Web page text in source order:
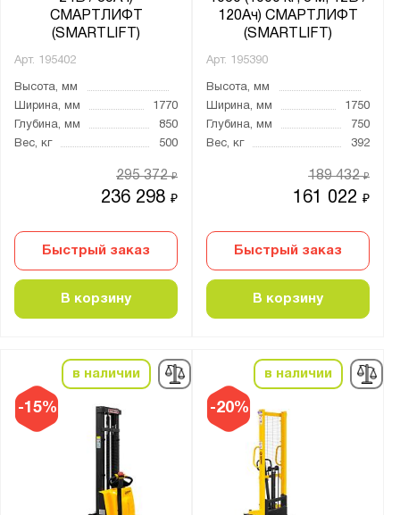
СМАРТЛИФТ
(SMARTLIFT)
Арт. 195402
Высота, мм
Ширина, мм
1770
Глубина, мм
850
Вес, кг
500
236 298₽
295 372₽
Быстрый заказ
В корзину
120Ач) СМАРТЛИФТ
(SMARTLIFT)
Арт. 195390
Высота, мм
Ширина, мм
1750
Глубина, мм
750
Вес, кг
392
161 022₽
189 432₽
Быстрый заказ
В корзину
-15%
в наличии
-20%
в наличии
Кислотный
Грузоподъёмность штабелера, кг:
Общая высота штабелера, мм:
до
Серия:
Показать Сбросить